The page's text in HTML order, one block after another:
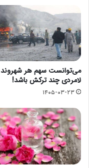
می‌توانست سهم هر شهروند
لامردی چند ترکش باشد!
۱۴۰۵-۰۳-۲۳